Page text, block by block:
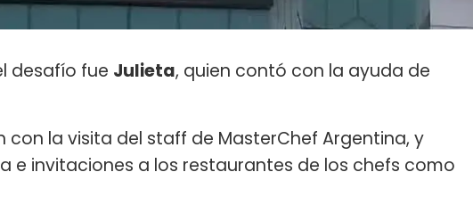
desafío fue Julieta, quien contó con la ayuda de
con la visita del staff de MasterChef Argentina, y
e invitaciones a los restaurantes de los chefs como